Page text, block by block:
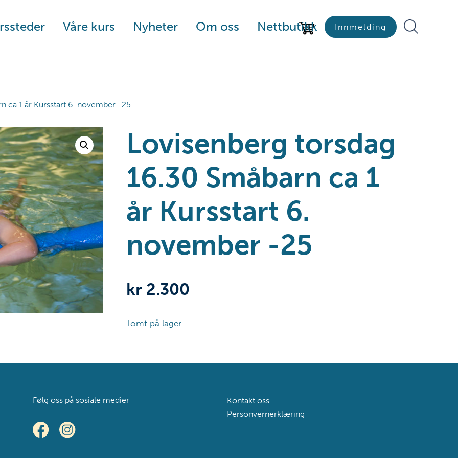
Innmelding
Våre kurs Nyheter Om oss Nettbutikk
ca 1 år Kursstart 6. november -25
Lovisenberg torsdag
16.30 Småbarn ca 1
år Kursstart 6.
november -25
kr 2.300
Tomt på lager
Følg oss på sosiale medier
Kontakt oss
Personvernerklæring